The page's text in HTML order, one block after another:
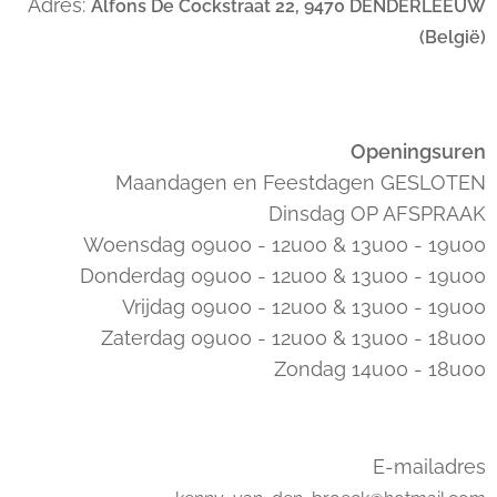
Adres: Alfons De Cockstraat 22, 9470 DENDERLEEUW
(België)
Openingsuren
Maandagen en Feestdagen GESLOTEN
Dinsdag OP AFSPRAAK
Woensdag 09u00 - 12u00 & 13u00 - 19u00
Donderdag 09u00 - 12u00 & 13u00 - 19u00
Vrijdag 09u00 - 12u00 & 13u00 - 19u00
Zaterdag 09u00 - 12u00 & 13u00 - 18u00
Zondag 14u00 - 18u00
E-mailadres